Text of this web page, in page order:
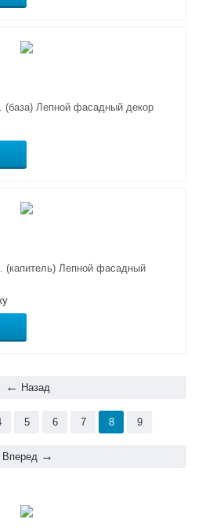
Лепной фасадный декор
Лепной фасадный
Назад
5 6 7 8 9
Вперед